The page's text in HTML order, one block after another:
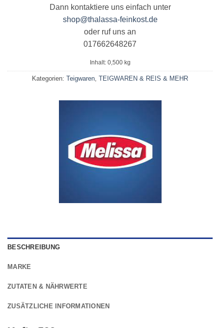
Dann kontaktiere uns einfach unter
shop@thalassa-feinkost.de
oder ruf uns an
017662648267
Inhalt: 0,500 kg
Kategorien: Teigwaren TEIGWAREN & REIS & MEHR
BESCHREIBUNG
MARKE
ZUTATEN & NÄHRWERTE
ZUSÄTZLICHE INFORMATIONEN